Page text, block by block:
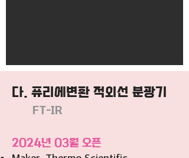
다. 퓨리에변환 적외선 분광기
FT-IR
2024년 03월 오픈